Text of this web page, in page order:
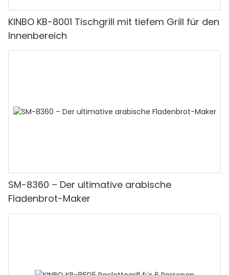
KINBO KB-8001 Tischgrill mit tiefem Grill für den
Innenbereich
SM-8360 – Der ultimative arabische
Fladenbrot-Maker